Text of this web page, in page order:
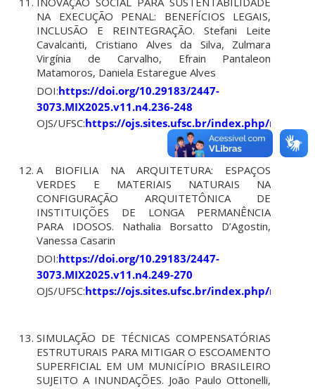
NA EXECUÇÃO PENAL: BENEFÍCIOS LEGAIS,
INCLUSÃO E REINTEGRAÇÃO. Stefani Leite
Cavalcanti, Cristiano Alves da Silva, Zulmara
Virgínia de Carvalho, Efrain Pantaleon
Matamoros, Daniela Estaregue Alves
DOI:https://doi.org/10.29183/2447-
3073.MIX2025.v11.n4.236-248
OJS/UFSC:https://ojs.sites.ufsc.br/index.php/
A BIOFILIA NA ARQUITETURA: ESPAÇOS
VERDES E MATERIAIS NATURAIS NA
CONFIGURAÇÃO ARQUITETÔNICA DE
INSTITUIÇÕES DE LONGA PERMANÊNCIA
PARA IDOSOS. Nathalia Borsatto D’Agostin,
Vanessa Casarin
DOI:https://doi.org/10.29183/2447-
3073.MIX2025.v11.n4.249-270
OJS/UFSC:https://ojs.sites.ufsc.br/index.php/
SIMULAÇÃO DE TÉCNICAS COMPENSATÓRIAS
ESTRUTURAIS PARA MITIGAR O ESCOAMENTO
SUPERFICIAL EM UM MUNICÍPIO BRASILEIRO
SUJEITO A INUNDAÇÕES. João Paulo Ottonelli,